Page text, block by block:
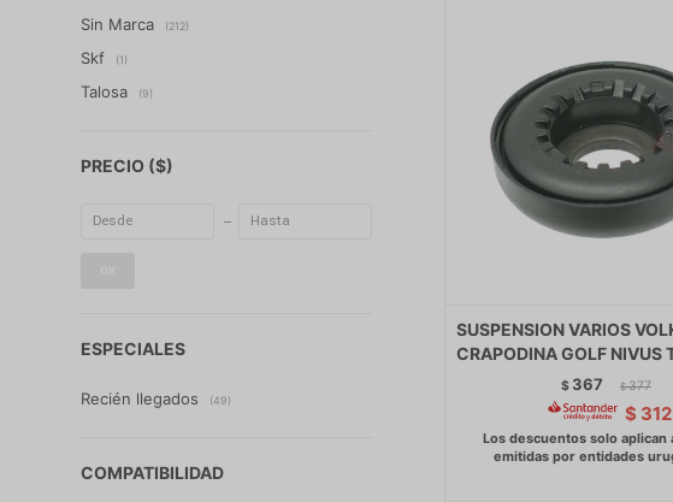
SUSPENSION VARIOS
CRAPODINA GOLF NIVUS
$ 367 $ 377
$ 312
Sin Marca (212)
Skf (1)
Talosa (9)
PRECIO ($)
ESPECIALES
Recién llegados (49)
COMPATIBILIDAD